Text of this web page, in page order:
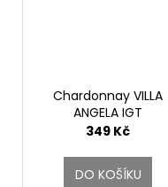
Chardonnay VILLA
ANGELA IGT
Velenosi
349 Kč
DO KOŠÍKU